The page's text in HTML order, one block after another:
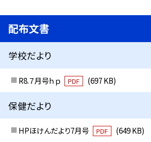
配布文書
学校だより
R8.７月号ｈｐ PDF (697 KB)
保健だより
HPほけんだより7月号 PDF (649 KB)